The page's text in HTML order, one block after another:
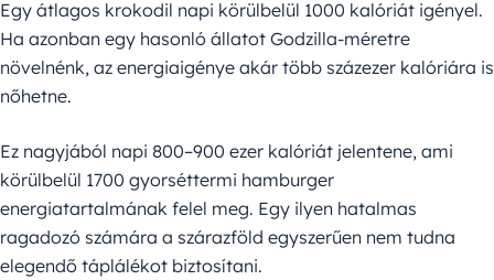
Egy átlagos krokodil napi körülbelül 1000 kalóriát igényel.
Ha azonban egy hasonló állatot Godzilla-méretre
növelnénk, az energiaigénye akár több százezer kalóriára is
nőhetne.
Ez nagyjából napi 800–900 ezer kalóriát jelentene, ami
körülbelül 1700 gyorséttermi hamburger
energiatartalmának felel meg. Egy ilyen hatalmas
ragadozó számára a szárazföld egyszerűen nem tudna
elegendő táplálékot biztosítani.